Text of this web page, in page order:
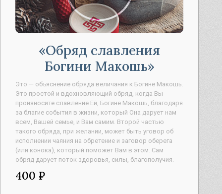
Обряд славления
Богини Макошь
Это — объяснение обряда величания к Богине Макошь.
Это простой и вдохновляющий обряд, когда Вы
произносите славление Ей, Богине Макошь, благодаря
за благие события в жизни, который Она дарует нам
всем, Вашей семье, и Вам самим. Второй частью
такого обряда, при желании, может быть уговор об
исполнении чаяния на обретение и заговор оберега
(или конока), который поможет Вам в этом. Сам
обряд дарует поток здоровья, силы, благополучия.
400 ₽